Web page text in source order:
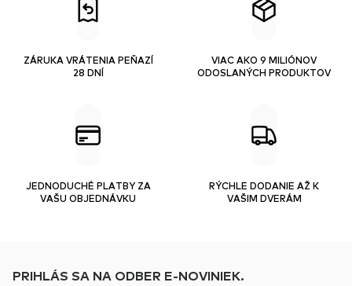
ZÁRUKA VRÁTENIA PEŇAZÍ
28 DNÍ
VIAC AKO 9 MILIÓNOV
ODOSLANÝCH PRODUKTOV
JEDNODUCHÉ PLATBY ZA
VAŠU OBJEDNÁVKU
RÝCHLE DODANIE AŽ K
VAŠIM DVERÁM
PRIHLÁS SA NA ODBER E-NOVINIEK.